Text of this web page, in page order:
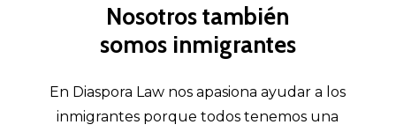
Nosotros también
somos inmigrantes
En Diaspora Law nos apasiona ayudar a los
inmigrantes porque todos tenemos una